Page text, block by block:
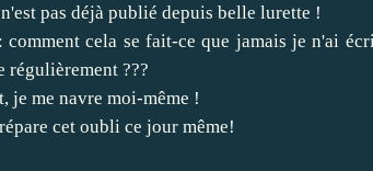
pas déjà publié depuis belle lurette !
cela se fait-ce que jamais je n'ai
régulièrement ???
je me navre moi-même !
cet oubli ce jour même!